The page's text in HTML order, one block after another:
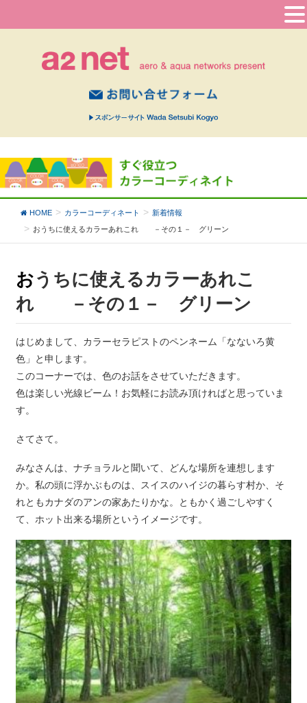
HOME カラーコーディネート
新着情報
おうちに使えるカラーあれこれ －その１－ グリーン
おうちに使えるカラーあれこ
れ －その１－ グリーン
はじめまして、カラーセラピストのペンネーム「なないろ黄
色」と申します。
このコーナーでは、色のお話をさせていただきます。
色は楽しい光線ビーム！お気軽にお読み頂ければと思っていま
す。
さてさて。
みなさんは、ナチョラルと聞いて、どんな場所を連想します
か。私の頭に浮かぶものは、スイスのハイジの暮らす村か、そ
れともカナダのアンの家あたりかな。ともかく過ごしやすく
て、ホット出来る場所というイメージです。